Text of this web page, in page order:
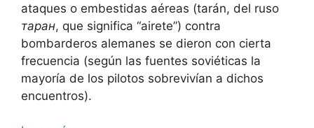
ataques o embestidas aéreas (tarán, del ruso
таран, que significa “airete”) contra
bombarderos alemanes se dieron con cierta
frecuencia (según las fuentes soviéticas la
mayoría de los pilotos sobrevivían a dichos
encuentros).